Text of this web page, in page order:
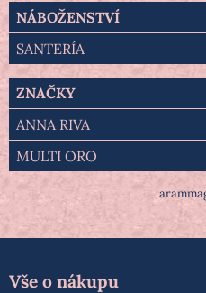
NÁBOŽENSTVÍ
SANTERÍA
ZNAČKY
ANNA RIVA
MULTI ORO
Vše o nákupu